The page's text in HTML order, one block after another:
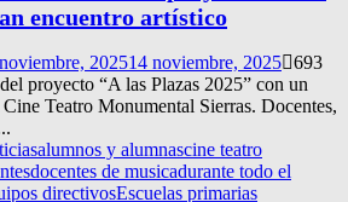
encuentro artístico
202514 noviembre, 2025 693
proyecto “A las Plazas 2025” con un
Teatro Monumental Sierras. Docentes,
alumnos y alumnascine teatro
docentes de musicadurante todo el
directivosEscuelas primarias